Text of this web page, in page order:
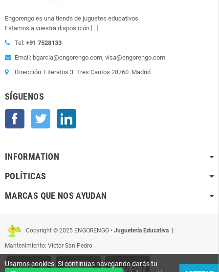
Engorengo es una tienda de juguetes educativos.
Estamos a vuestra disposición [...]
Tel: +91 7528133
Email: bgarcia@engorengo.com, visa@engorengo.com
Dirección: Literatos 3. Tres Cantos 28760. Madrid
SÍGUENOS
Facebook Twitter
INFORMATION
POLÍTICAS
MARCAS QUE NOS AYUDAN
Copyright © 2025 ENGORENGO • Juguetería Educativa
Mantenimiento: Víctor San Pedro
Usamos cookies. Si continuas navegando darás tu